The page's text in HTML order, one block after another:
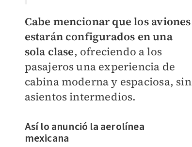
Cabe mencionar que los aviones
estarán configurados en una
sola clase, ofreciendo a los
pasajeros una experiencia de
cabina moderna y espaciosa, sin
asientos intermedios.
Así lo anunció la aerolínea
mexicana